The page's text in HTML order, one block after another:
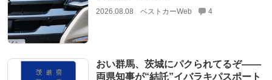
2026.08.08 ベストカーWeb 4
おい群馬、茨城にパクられてるぞ――
両県知事が“結託”イバラキパスポート